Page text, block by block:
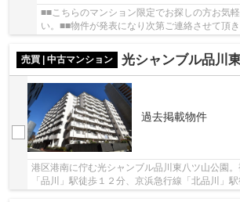
■■こちらのマンション限定でお探しの方お気
い。■■物件が発表になり次第ご連絡させて頂き
売買 | 中古マンション 光シャンブル品川
過去掲載物件
港区港南に佇む光シャンブル品川東八ツ山公園
「品川」駅徒歩１２分、京浜急行線「北品川」